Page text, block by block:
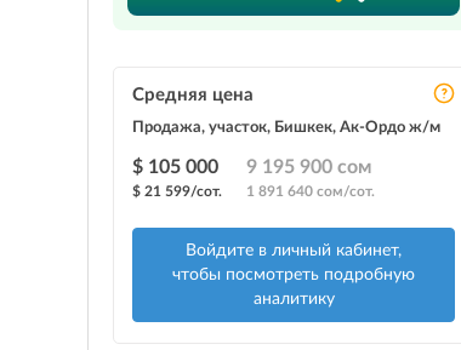
Средняя цена
Продажа, участок, Бишкек, Ак-Ордо ж/м
$ 105 000
$ 21 599/сот.
9 195 900 сом
1 891 640 сом/сот.
Войдите в личный кабинет,
чтобы посмотреть подробную
аналитику